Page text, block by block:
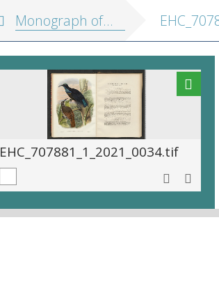
Monograph of the paradiseidæ, or birds of paradise, and ptilonorhynchidæ, or bower-birds
EHC_707881_1_2021_0034.tif